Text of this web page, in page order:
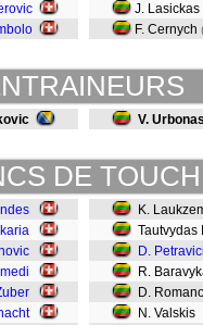
J. Lasickas
F. Cernych
V.
DE
K.
D.
R.
D.
N. Valskis